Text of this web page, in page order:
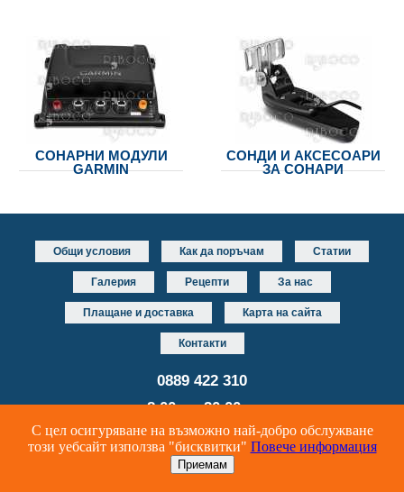
СОНАРНИ МОДУЛИ
GARMIN
СОНДИ И АКСЕСОАРИ
ЗА СОНАРИ
Общи условия Как да поръчам Статии
Галерия Рецепти За нас
Плащане и доставка Карта на сайта
Контакти
0889 422 310
от 8.00 до 20.00 часа
Уеб дизайн и разработкаDUALM studio
Онлайн риболовен магазин за риболовни принадлежности и аксесоари
© Riboco 2024 Всички права запазени.
С цел осигуряване на възможно най-добро обслужване
този уебсайт използва "бисквитки" Повече информация
Приемам